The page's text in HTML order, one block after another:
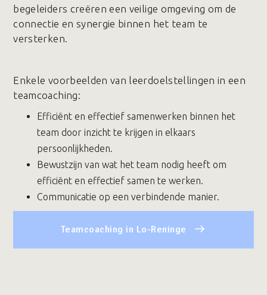
begeleiders creëren een veilige omgeving om de
connectie en synergie binnen het team te
versterken.
Enkele voorbeelden van leerdoelstellingen in een
teamcoaching:
Efficiënt en effectief samenwerken binnen het
team door inzicht te krijgen in elkaars
persoonlijkheden.
Bewustzijn van wat het team nodig heeft om
efficiënt en effectief samen te werken.
Communicatie op een verbindende manier.
Teamcoaching in Lo-Reninge